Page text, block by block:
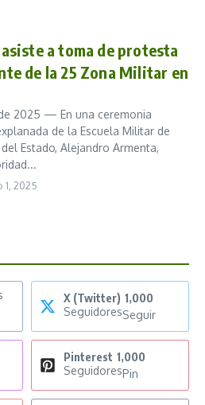
a toma de protesta
de la 25 Zona Militar en
2025 — En una ceremonia
de la Escuela Militar de
Estado, Alejandro Armenta,
1, 2025
X (Twitter) 1,000
SeguidoresSeguir
Pinterest 1,000
SeguidoresPin